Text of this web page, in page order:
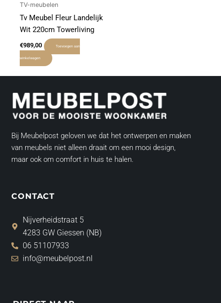
TV-meubelen
Tv Meubel Fleur Landelijk
Wit 220cm Towerliving
€989,00 Toevoegen aan
winkelwagen
Bij Meubelpost geloven we dat het ontwerpen en maken
van meubels niet alleen draait om een mooi design,
maar ook om comfort in huis te halen.
CONTACT
Nijverheidstraat 5
4283 GW Giessen (NB)
06 51107933
info@meubelpost.nl